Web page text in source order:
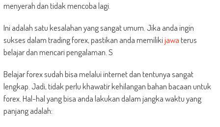
menyerah dan tidak mencoba lagi.
Ini adalah satu kesalahan yang sangat umum. Jika anda ingin
sukses dalam trading forex, pastikan anda memilikijawaterus
belajar dan mencari pengalaman. S
Belajar forex sudah bisa melalui internet dan tentunya sangat
lengkap. Jadi, tidak perlu khawatir kehilangan bahan bacaan untuk
forex. Hal-hal yang bisa anda lakukan dalam jangka waktu yang
panjang adalah: